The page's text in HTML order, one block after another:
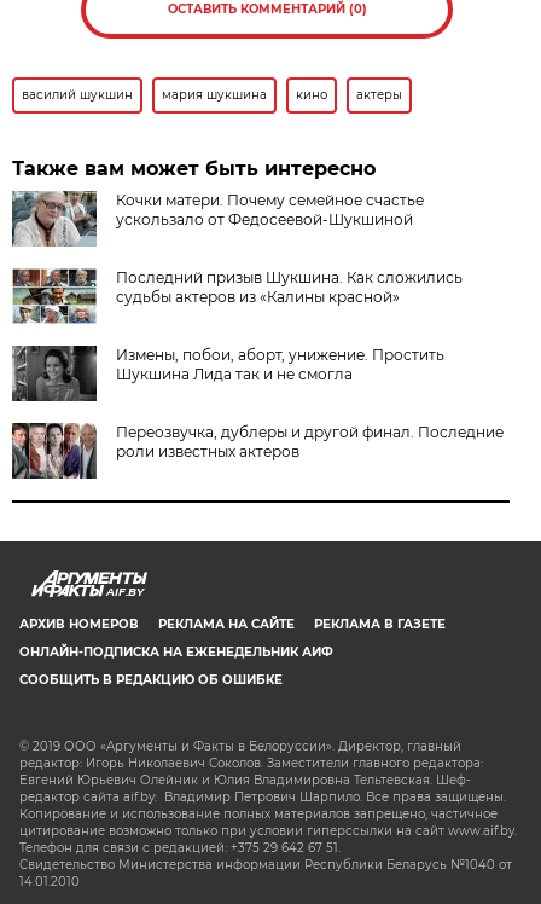
ОСТАВИТЬ КОММЕНТАРИЙ (0)
василий шукшин мария шукшина кино актеры
Также вам может быть интересно
Кочки матери. Почему семейное счастье
ускользало от Федосеевой-Шукшиной
Последний призыв Шукшина. Как сложились
судьбы актеров из «Калины красной»
Измены, побои, аборт, унижение. Простить
Шукшина Лида так и не смогла
Переозвучка, дублеры и другой финал. Последние
роли известных актеров
AIF.BY
АРХИВ НОМЕРОВ РЕКЛАМА НА САЙТЕ
РЕКЛАМА В ГАЗЕТЕ
ОНЛАЙН-ПОДПИСКА НА ЕЖЕНЕДЕЛЬНИК АИФ
СООБЩИТЬ В РЕДАКЦИЮ ОБ ОШИБКЕ
© 2019 ООО «Аргументы и Факты в Белоруссии». Директор, главный
редактор: Игорь Николаевич Соколов. Заместители главного редактора:
Евгений Юрьевич Олейник и Юлия Владимировна Тельтевская. Шеф-
редактор сайта aif.by: Владимир Петрович Шарпило. Все права защищены.
Копирование и использование полных материалов запрещено, частичное
цитирование возможно только при условии гиперссылки на сайт www.aif.by.
Телефон для связи с редакцией: +375 29 642 67 51.
Свидетельство Министерства информации Республики Беларусь №1040 от
14.01.2010